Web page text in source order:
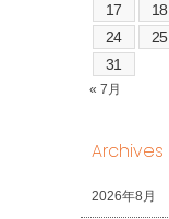
17
18
24
25
31
« 7月
Archives
2026年8月